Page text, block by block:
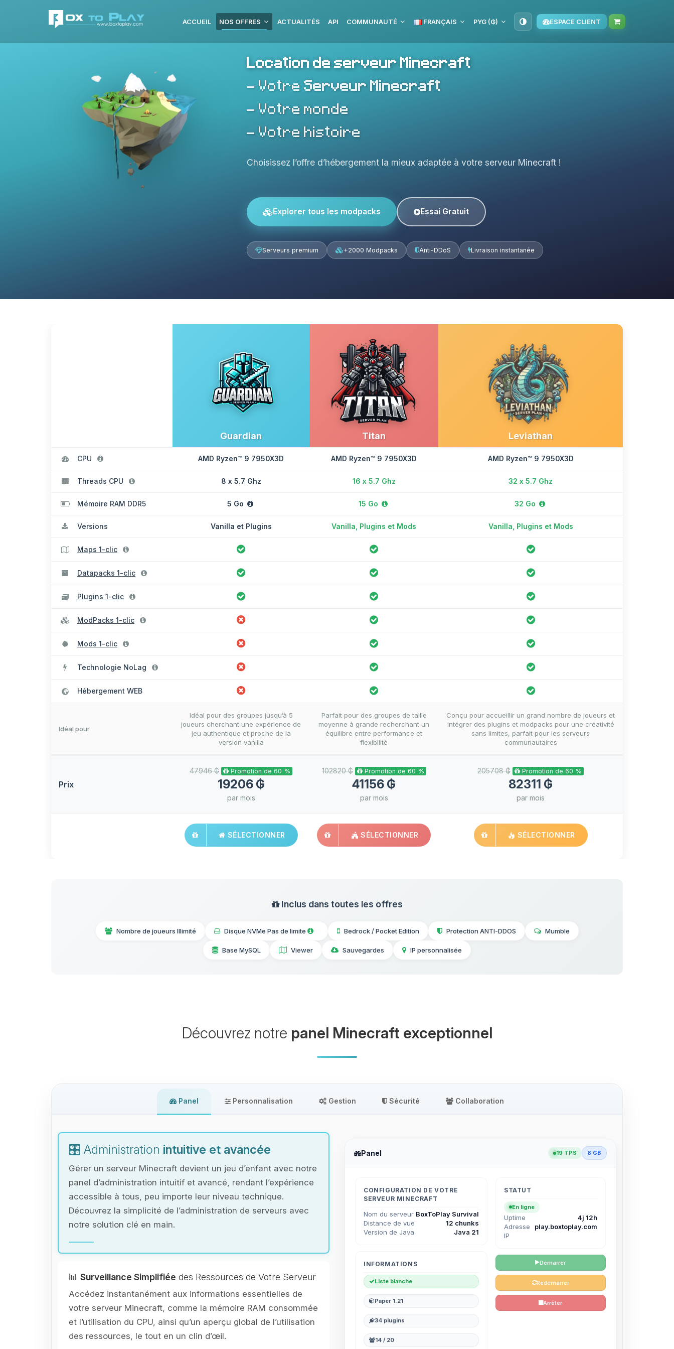
ACCUEIL NOS OFFRES ACTUALITÉS API COMMUNAUTÉ FRANÇAIS PYG (₲) ESPACE CLIENT
Location de serveur Minecraft
- Votre Serveur Minecraft
- Votre monde
- Votre histoire
Choisissez l’offre d’hébergement la mieux adaptée à votre serveur Minecraft !
Explorer tous les modpacks Essai Gratuit
Serveurs premium +2000 Modpacks Anti-DDoS Livraison instantanée
Guardian Titan Leviathan
CPU AMD Ryzen™ 9 7950X3D AMD Ryzen™ 9 7950X3D AMD Ryzen™ 9 7950X3D
Threads CPU 8 x 5.7 Ghz 16 x 5.7 Ghz 32 x 5.7 Ghz
Mémoire RAM DDR5 5 Go 15 Go 32 Go
Versions Vanilla et Plugins Vanilla, Plugins et Mods Vanilla, Plugins et Mods
Maps 1-clic
Datapacks 1-clic
Plugins 1-clic
ModPacks 1-clic
Mods 1-clic
Technologie NoLag
Hébergement WEB
Idéal pour
Idéal pour des groupes jusqu’à 5
joueurs cherchant une expérience de
jeu authentique et proche de la
version vanilla
Parfait pour des groupes de taille
moyenne à grande recherchant un
équilibre entre performance et
flexibilité
Conçu pour accueillir un grand nombre de joueurs et
intégrer des plugins et modpacks pour une créativité
sans limites, parfait pour les serveurs
communautaires
Prix
47946 ₲ Promotion de 60 %
19206 ₲
par mois
102820 ₲ Promotion de 60 %
41156 ₲
par mois
205708 ₲ Promotion de 60 %
82311 ₲
par mois
SÉLECTIONNER SÉLECTIONNER SÉLECTIONNER
Inclus dans toutes les offres
Nombre de joueurs Illimité Disque NVMe Pas de limite Bedrock / Pocket Edition Protection ANTI-DDOS Mumble
Base MySQL Viewer Sauvegardes IP personnalisée
Découvrez notre panel Minecraft exceptionnel
Panel Personnalisation Gestion Sécurité Collaboration
🎛️ Administration intuitive et avancée
Gérer un serveur Minecraft devient un jeu d’enfant avec notre
panel d’administration intuitif et avancé, rendant l’expérience
accessible à tous, peu importe leur niveau technique.
Découvrez la simplicité de l’administration de serveurs avec
notre solution clé en main.
📊 Surveillance Simplifiée des Ressources de Votre Serveur
Accédez instantanément aux informations essentielles de
votre serveur Minecraft, comme la mémoire RAM consommée
et l’utilisation du CPU, ainsi qu’un aperçu global de l’utilisation
des ressources, le tout en un clin d’œil.
Panel 19 TPS 8 GB
CONFIGURATION DE VOTRE
SERVEUR MINECRAFT
Nom du serveur BoxToPlay Survival
Distance de vue
12 chunks
Version de Java
Java 21
INFORMATIONS
Liste blanche
Paper 1.21
34 plugins
14 / 20
STATUT
En ligne
Uptime
4j 12h
Adresse
IP
play.boxtoplay.com
Démarrer
Redémarrer
Arrêter